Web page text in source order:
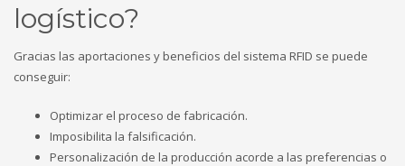
logístico?
Gracias las aportaciones y beneficios del sistema RFID se puede
conseguir:
Optimizar el proceso de fabricación.
Imposibilita la falsificación.
Personalización de la producción acorde a las preferencias o